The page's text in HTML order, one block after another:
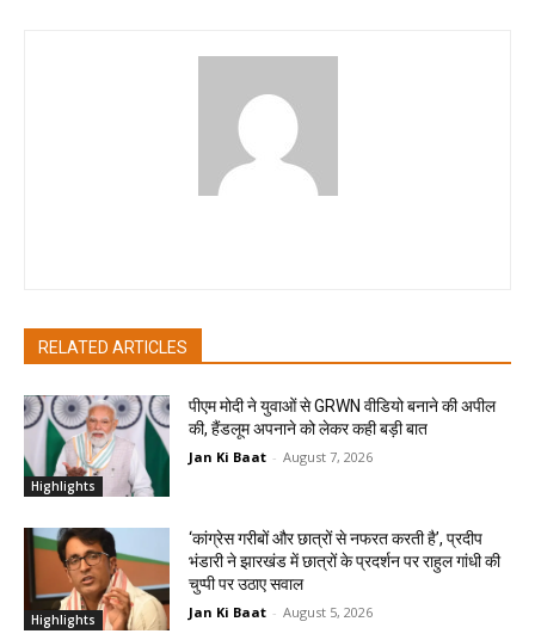
RELATED ARTICLES
Highlights
पीएम मोदी ने युवाओं से GRWN वीडियो बनाने की अपील
की, हैंडलूम अपनाने को लेकर कही बड़ी बात
Jan Ki Baat - August 7, 2026
Highlights
‘कांग्रेस गरीबों और छात्रों से नफरत करती है’, प्रदीप
भंडारी ने झारखंड में छात्रों के प्रदर्शन पर राहुल गांधी की
चुप्पी पर उठाए सवाल
Jan Ki Baat - August 5, 2026